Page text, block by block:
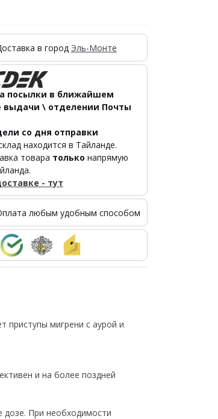
в город Эль-Монте
посылки в ближайшем
выдачи \ отделении Почты
со дня отправки
находится в Тайланде.
товара только напрямую
- тут
любым удобным способом
приступы мигрени с аурой и
и на более поздней
дозе. При необходимости